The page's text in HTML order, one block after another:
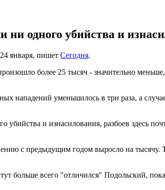
одного убийства и
января, пишет Сегодня.
более 25 тысяч - значительно
нападений уменьшилось в три раза, а
и изнасилования, разбоев здесь
с предыдущим годом выросло на тысячу.
больше всего "отличился" Подольский,